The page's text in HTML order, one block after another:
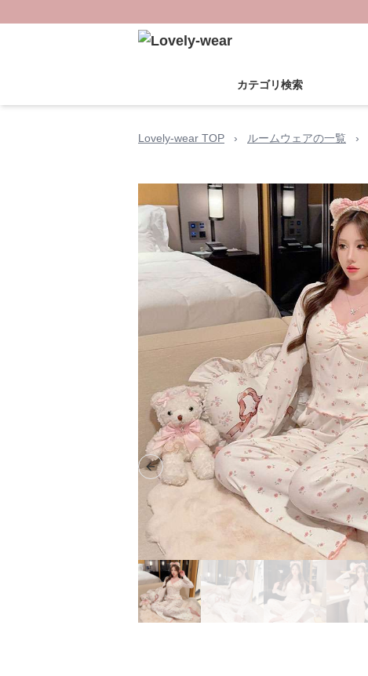
カテゴリ検索
Lovely-wear TOP › ルームウェアの一覧 ›
Previous slide